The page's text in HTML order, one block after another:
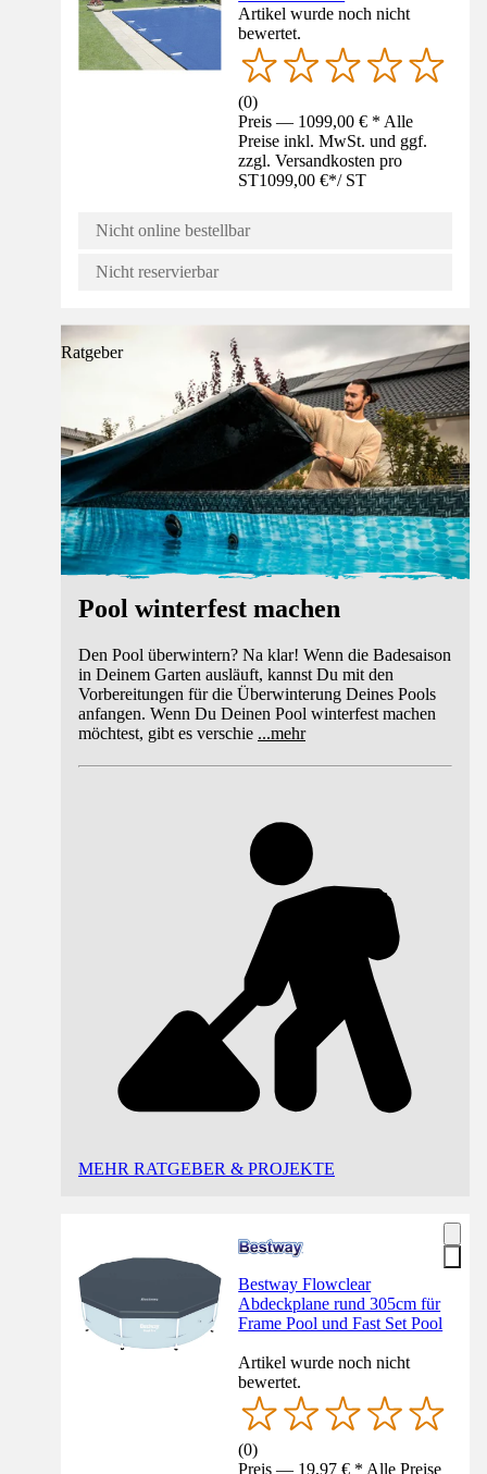
Artikel wurde noch nicht
bewertet.
(0)
Preis — 1099,00 € * Alle
Preise inkl. MwSt. und ggf.
zzgl. Versandkosten pro
ST1099,00 €*/ ST
Nicht online bestellbar
Nicht reservierbar
Ratgeber
Pool winterfest machen
Den Pool überwintern? Na klar! Wenn die Badesaison
in Deinem Garten ausläuft, kannst Du mit den
Vorbereitungen für die Überwinterung Deines Pools
anfangen. Wenn Du Deinen Pool winterfest machen
möchtest, gibt es verschie ...mehr
MEHR RATGEBER & PROJEKTE
Bestway Flowclear
Abdeckplane rund 305cm für
Frame Pool und Fast Set Pool
Artikel wurde noch nicht
bewertet.
(0)
Preis — 19,97 € * Alle Preise